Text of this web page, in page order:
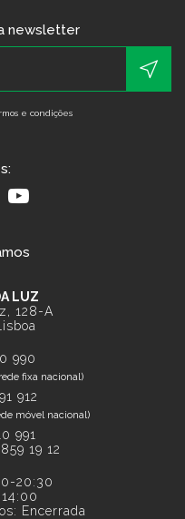
newsletter
e condições
LUZ
128-A
990
fixa nacional)
912
móvel nacional)
991
19 12
20:30
Encerrada